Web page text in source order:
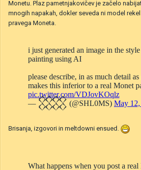
Monetu. Plaz pametnjakovičev je začelo
mnogih napakah, dokler seveda ni model
pravega Moneta.
Brisanja, izgovori in meltdowni ensued.